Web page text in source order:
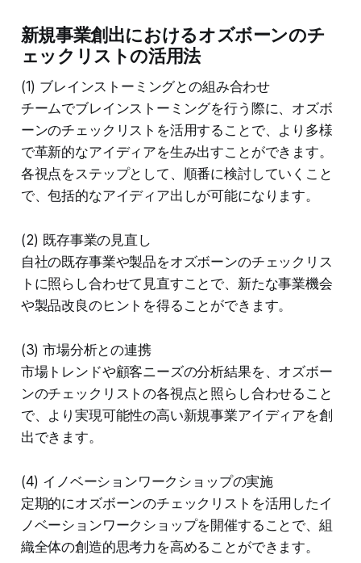
新規事業創出におけるオズボーンのチ
ェックリストの活用法
(1) ブレインストーミングとの組み合わせ
チームでブレインストーミングを行う際に、オズボ
ーンのチェックリストを活用することで、より多様
で革新的なアイディアを生み出すことができます。
各視点をステップとして、順番に検討していくこと
で、包括的なアイディア出しが可能になります。
(2) 既存事業の見直し
自社の既存事業や製品をオズボーンのチェックリス
トに照らし合わせて見直すことで、新たな事業機会
や製品改良のヒントを得ることができます。
(3) 市場分析との連携
市場トレンドや顧客ニーズの分析結果を、オズボー
ンのチェックリストの各視点と照らし合わせること
で、より実現可能性の高い新規事業アイディアを創
出できます。
(4) イノベーションワークショップの実施
定期的にオズボーンのチェックリストを活用したイ
ノベーションワークショップを開催することで、組
織全体の創造的思考力を高めることができます。